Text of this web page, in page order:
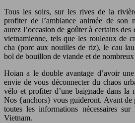
Tous les soirs, sur les rives de la
profiter de l’ambiance animée de son
aurez l’occasion de goûter à certains
vietnamienne, tels que les rouleaux de
cha (porc aux nouilles de riz), le cau
bol de bouillon de viande et de
Hoian a le double avantage d’avoir
envie de vous déconnecter du chaos
vélo et profiter d’une baignade dans la
Nos {anchors} vous guideront. Avant de
toutes les informations nécessaires
Vietnam.